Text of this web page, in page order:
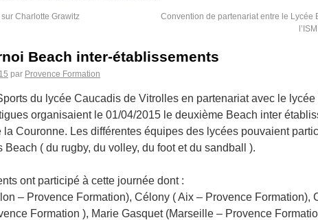
sur Charlotte Grawitz
Convention de partenariat entre le Lycée
Beach inter-établissements
par Provence Formation
du lycée Caucadis de Vitrolles en partenariat avec le
organisaient le 01/04/2015 le deuxième Beach inter
la Couronne. Les différentes équipes des lycées pouvaient
Beach ( du rugby, du volley, du foot et du sandball ).
ont participé à cette journée dont :
– Provence Formation), Célony ( Aix – Provence Formation),
Formation ), Marie Gasquet (Marseille – Provence